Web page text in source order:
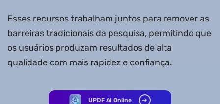
Esses recursos trabalham juntos para remover as
barreiras tradicionais da pesquisa, permitindo que
os usuários produzam resultados de alta
qualidade com mais rapidez e confiança.
UPDF AI Online